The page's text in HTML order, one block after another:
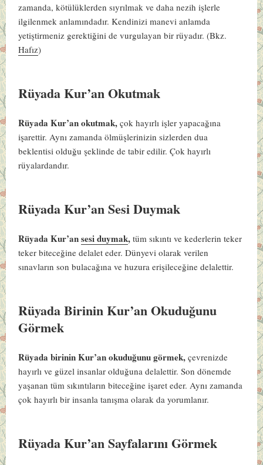
zamanda, kötülüklerden sıyrılmak ve daha nezih işlerle
ilgilenmek anlamındadır. Kendinizi manevi anlamda
yetiştirmeniz gerektiğini de vurgulayan bir rüyadır.(Bkz.
Hafız)
Rüyada Kur’an Okutmak
Rüyada Kur’an okutmak,çok hayırlı işler yapacağına
işarettir. Aynı zamanda ölmüşlerinizin sizlerden dua
beklentisi olduğu şeklinde de tabir edilir. Çok hayırlı
rüyalardandır.
Rüyada Kur’an Sesi Duymak
Rüyada Kur’ansesi duymak,tüm sıkıntı ve kederlerin teker
teker biteceğine delalet eder. Dünyevi olarak verilen
sınavların son bulacağına ve huzura erişileceğine delalettir.
Rüyada Birinin Kur’an Okuduğunu
Görmek
Rüyada birinin Kur’an okuduğunu görmek,çevrenizde
hayırlı ve güzel insanlar olduğuna delalettir. Son dönemde
yaşanan tüm sıkıntıların biteceğine işaret eder. Aynı zamanda
çok hayırlı bir insanla tanışma olarak da yorumlanır.
Rüyada Kur’an Sayfalarını Görmek